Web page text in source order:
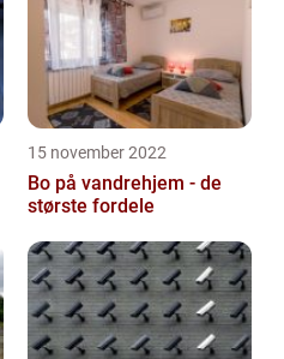
15 november 2022
Bo på vandrehjem - de
største fordele